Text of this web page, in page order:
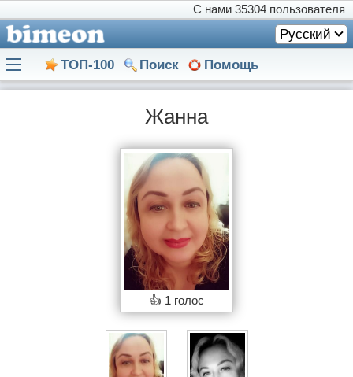
С нами 35304 пользователя
Русский
ТОП-100 Поиск Помощь
Жанна
👍 1 голос